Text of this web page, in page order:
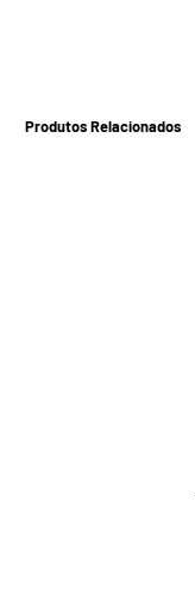
Produtos Relacionados